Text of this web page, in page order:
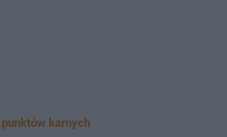
karnych